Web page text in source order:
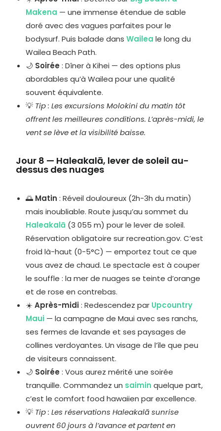
Makena — une immense étendue de sable
doré avec des vagues parfaites pour le
bodysurf. Puis balade dansWailea le long du
Wailea Beach Path.
🌙 Soirée : Dîner à Kihei — des options plus
abordables qu’à Wailea pour une qualité
souvent équivalente.
💡 Tip : Les excursions Molokini du matin tôt
offrent les meilleures conditions. L’après-midi, le
vent se lève et la visibilité baisse.
Jour 8 — Haleakalā, lever de soleil au-
dessus des nuages
🌅 Matin : Réveil douloureux (2h-3h du matin)
mais inoubliable. Route jusqu’au sommet du
Haleakalā (3 055 m) pour le lever de soleil.
Réservation obligatoire sur recreation.gov. C’est
froid là-haut (0-5°C) — emportez tout ce que
vous avez de chaud. Le spectacle est à couper
le souffle : la mer de nuages se teinte d’orange
et de rose en contrebas.
☀️Après-midi: Redescendez par Upcountry
Maui — la campagne de Maui avec ses ranchs,
ses fermes de lavande et ses paysages de
collines verdoyantes. Un visage de l’île que peu
de visiteurs connaissent.
🌙 Soirée : Vous aurez mérité une soirée
tranquille. Commandez un saimin quelque part,
c’est le comfort food hawaiien par excellence.
💡 Tip : Les réservations Haleakalā sunrise
ouvrent 60 jours à l’avance et partent en